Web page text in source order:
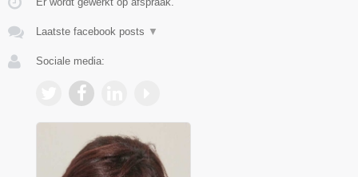
Laatste facebook posts ▼
Sociale media: